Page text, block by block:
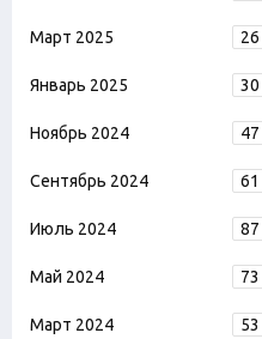
Март 2025 26
Январь 2025 30
Ноябрь 2024 47
Сентябрь 2024 61
Июль 2024 87
Май 2024 73
Март 2024 53